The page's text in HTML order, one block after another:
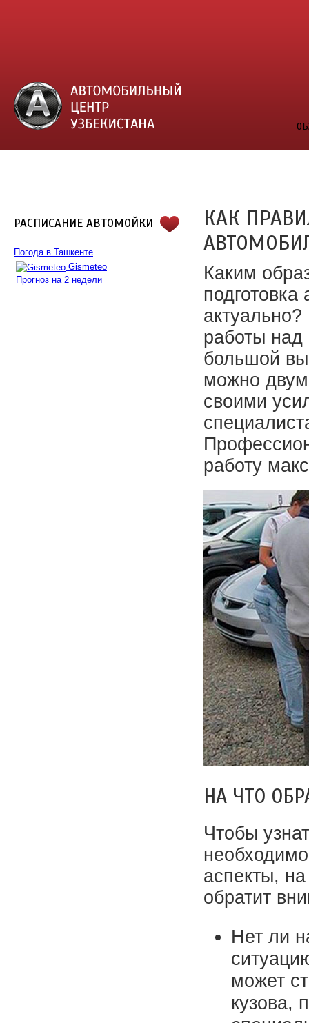
РАСПИСАНИЕ АВТОМОЙКИ
Погода в Ташкенте
Gismeteo
Прогноз на 2 недели
КАК
Каким
работы
большой
можно
своими
работу
НА ЧТО
Чтобы
аспекты,
обратит
Нет ли
может
кузова,